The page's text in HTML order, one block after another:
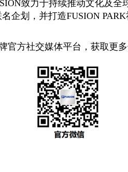
致力于持续推动文化及全
企划，并打造FUSION
官方社交媒体平台，获取更